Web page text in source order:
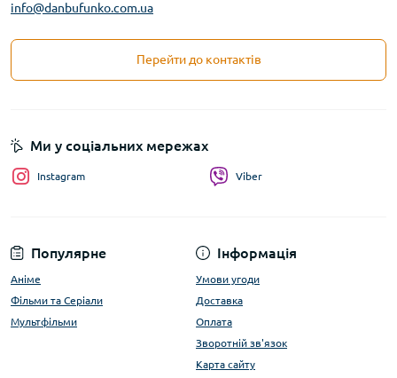
info@danbufunko.com.ua
Перейти до контактів
Популярне
Аніме
Фільми та Серіали
Мультфільми
Інформація
Умови угоди
Доставка
Оплата
Зворотній зв'язок
Карта сайту
Ми у соціальних мережах
Instagram Viber